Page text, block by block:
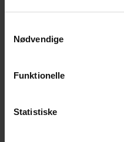
Nødvendige
Funktionelle
Statistiske
Og vigtigst af alt: Skriv